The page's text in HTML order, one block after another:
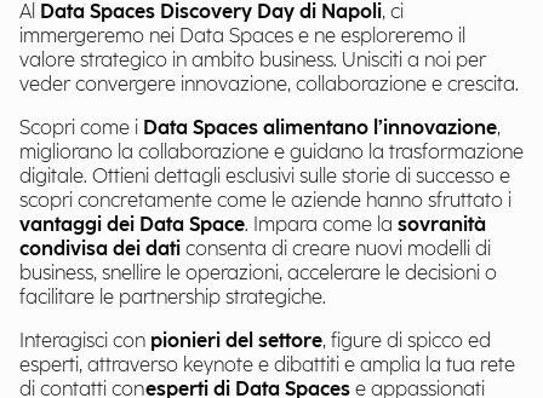
Al Data Spaces Discovery Day di Napoli, ci
immergeremo nei Data Spaces e ne esploreremo il
valore strategico in ambito business. Unisciti a noi per
veder convergere innovazione, collaborazione e crescita.
Scopri come i Data Spaces alimentano l’innovazione,
migliorano la collaborazione e guidano la trasformazione
digitale. Ottieni dettagli esclusivi sulle storie di successo e
scopri concretamente come le aziende hanno sfruttato i
vantaggi dei Data Space. Impara come la sovranità
condivisa dei dati consenta di creare nuovi modelli di
business, snellire le operazioni, accelerare le decisioni o
facilitare le partnership strategiche.
Interagisci con pionieri del settore, figure di spicco ed
esperti, attraverso keynote e dibattiti e amplia la tua rete
di contatti conesperti di Data Spaces e appassionati